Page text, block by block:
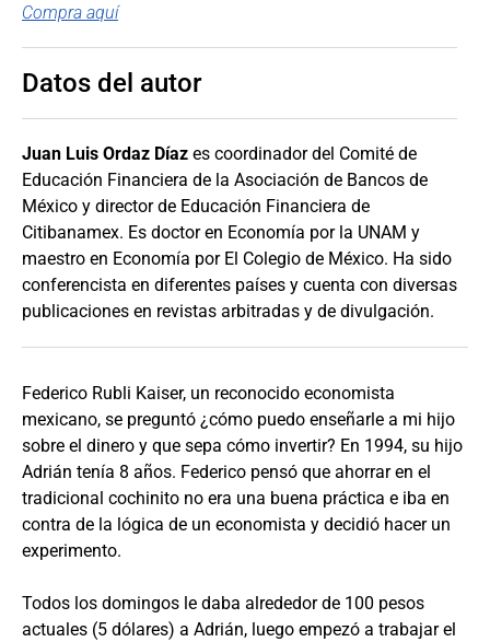
Compra aquí
Datos del autor
Juan Luis Ordaz Díaz es coordinador del Comité de
Educación Financiera de la Asociación de Bancos de
México y director de Educación Financiera de
Citibanamex. Es doctor en Economía por la UNAM y
maestro en Economía por El Colegio de México. Ha sido
conferencista en diferentes países y cuenta con diversas
publicaciones en revistas arbitradas y de divulgación.
Federico Rubli Kaiser, un reconocido economista
mexicano, se preguntó ¿cómo puedo enseñarle a mi hijo
sobre el dinero y que sepa cómo invertir? En 1994, su hijo
Adrián tenía 8 años. Federico pensó que ahorrar en el
tradicional cochinito no era una buena práctica e iba en
contra de la lógica de un economista y decidió hacer un
experimento.
Todos los domingos le daba alrededor de 100 pesos
actuales (5 dólares) a Adrián, luego empezó a trabajar el